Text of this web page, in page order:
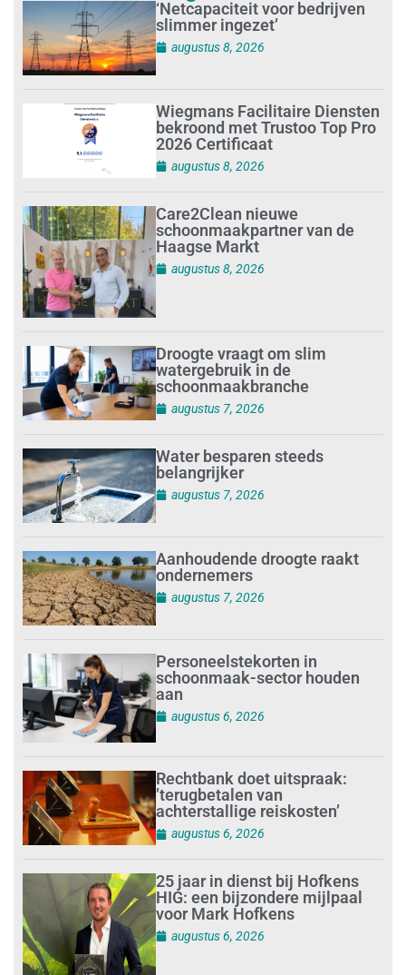
‘Netcapaciteit voor bedrijven
slimmer ingezet’
augustus 8, 2026
Wiegmans Facilitaire Diensten
bekroond met Trustoo Top Pro
2026 Certificaat
augustus 8, 2026
Care2Clean nieuwe
schoonmaakpartner van de
Haagse Markt
augustus 8, 2026
Droogte vraagt om slim
watergebruik in de
schoonmaakbranche
augustus 7, 2026
Water besparen steeds
belangrijker
augustus 7, 2026
Aanhoudende droogte raakt
ondernemers
augustus 7, 2026
Personeelstekorten in
schoonmaak-sector houden
aan
augustus 6, 2026
Rechtbank doet uitspraak:
’terugbetalen van
achterstallige reiskosten’
augustus 6, 2026
25 jaar in dienst bij Hofkens
HIG: een bijzondere mijlpaal
voor Mark Hofkens
augustus 6, 2026